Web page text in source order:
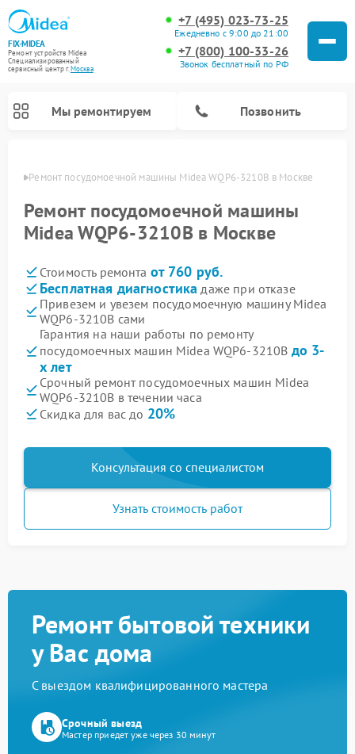
FIX-MIDEA
Ремонт устройств Midea
Специализированный
cервисный центр г.Москва
+7 (495) 023-73-25
Ежедневно с 9:00 до 21:00
+7 (800) 100-33-26
Звонок бесплатный по РФ
Мы ремонтируем Позвонить
Ремонт посудомоечной машины Midea WQP6-3210B в Москве
Ремонт посудомоечной машины
Midea WQP6-3210B в Москве
Стоимость ремонта от 760 руб.
Бесплатная диагностика даже при отказе
Привезем и увезем посудомоечную машину Midea
WQP6-3210B сами
Гарантия на наши работы по ремонту
посудомоечных машин Midea WQP6-3210B до 3-
х лет
Срочный ремонт посудомоечных машин Midea
WQP6-3210B в течении часа
Скидка для вас до 20%
Консультация со специалистом
Узнать стоимость работ
Ремонт бытовой техники
у Вас дома
С выездом квалифицированного мастера
Срочный выезд
Мастер приедет уже через 30 минут